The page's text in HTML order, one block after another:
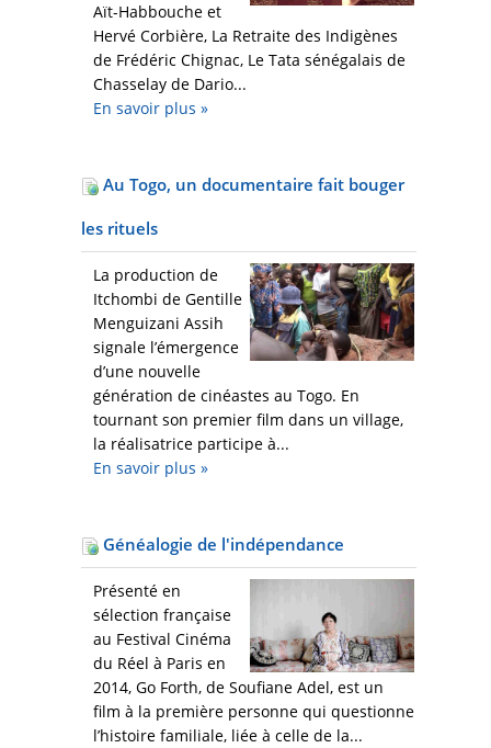
Aït-Habbouche et
Hervé Corbière, La Retraite des Indigènes
de Frédéric Chignac, Le Tata sénégalais de
Chasselay de Dario...
En savoir plus »
Au Togo, un documentaire fait bouger
les rituels
La production de
Itchombi de Gentille
Menguizani Assih
signale l’émergence
d’une nouvelle
génération de cinéastes au Togo. En
tournant son premier film dans un village,
la réalisatrice participe à...
En savoir plus »
Généalogie de l'indépendance
Présenté en
sélection française
au Festival Cinéma
du Réel à Paris en
2014, Go Forth, de Soufiane Adel, est un
film à la première personne qui questionne
l’histoire familiale, liée à celle de la...